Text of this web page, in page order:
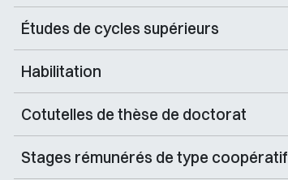
Études de cycles supérieurs
Habilitation
Cotutelles de thèse de doctorat
Stages rémunérés de type coopératif